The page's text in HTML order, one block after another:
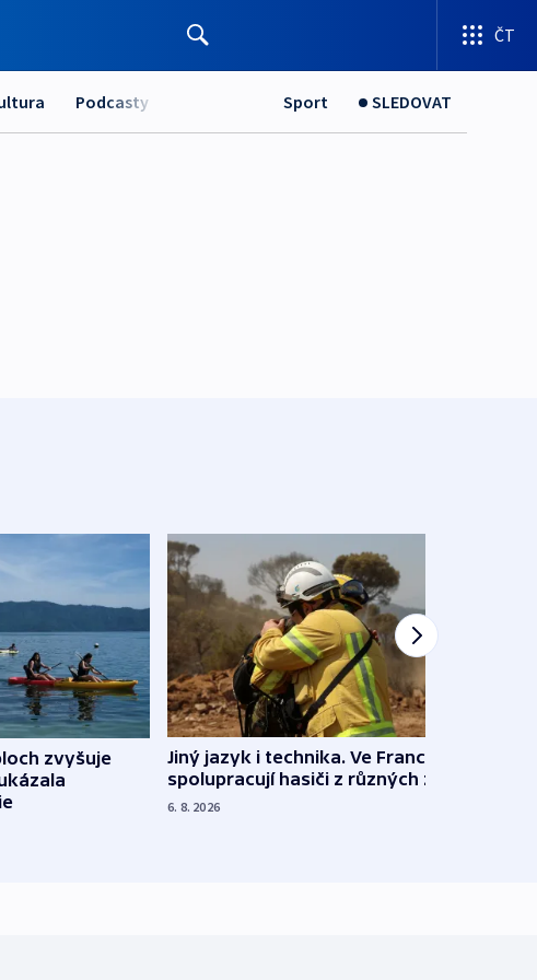
ČT
Podcasty Sport SLEDOVAT
zvyšuje
Jiný jazyk i technika. Ve Francii
spolupracují hasiči z různých zemí
6. 8. 2026